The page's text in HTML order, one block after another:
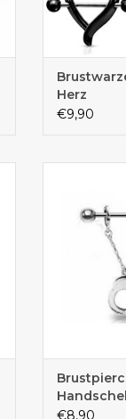
Herz
€9,90
€8,90